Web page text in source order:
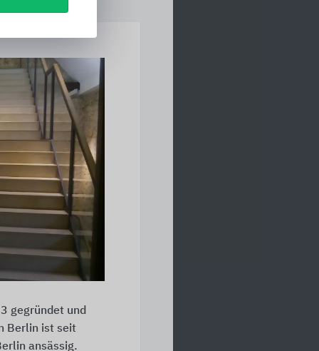
gegründet und
Berlin ist seit
ansässig.